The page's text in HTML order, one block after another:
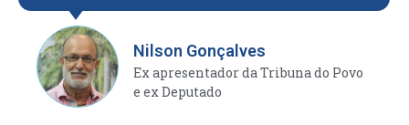
Nilson Gonçalves
Ex apresentador da Tribuna do Povo
e ex Deputado